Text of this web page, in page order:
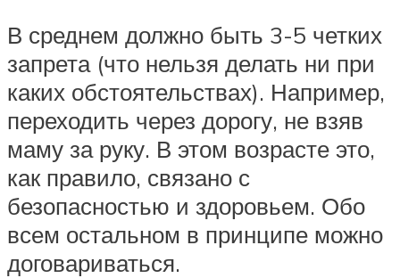
В среднем должно быть 3-5 четких
запрета (что нельзя делать ни при
каких обстоятельствах). Например,
переходить через дорогу, не взяв
маму за руку. В этом возрасте это,
как правило, связано с
безопасностью и здоровьем. Обо
всем остальном в принципе можно
договариваться.